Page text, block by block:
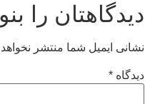
دیدگاهتان را
نشانی ایمیل شما منتشر
دیدگاه *